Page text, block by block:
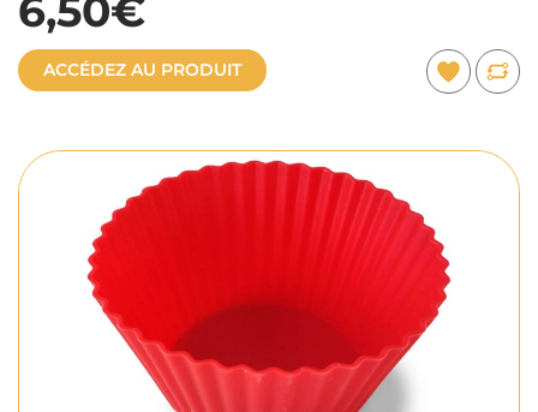
6,50€
ACCÉDEZ AU PRODUIT